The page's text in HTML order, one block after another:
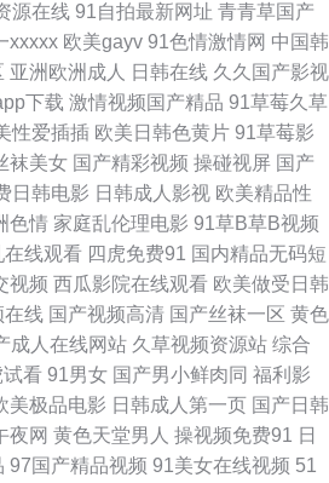
人草 探花精品系列 亚洲色色虎首页 91网黄
妻精品二区在线 自拍超碰人 俺去也网 国产探
露脸黑丝 超碰爱久 国产美女喷水 欧美熟妇性
产九区在线视频 日本中文天堂 伊人网在线视
片 黄网站在线国产 性爱福利视频 99青青 大
址 亚洲无码东方AV avav亚洲 国产精品色情网
袜后入国产91 久久国产精品久久 丝袜美尻人
影院 丰满av 九一传媒在线看 欧洲亚洲日本
源在线 91自拍最新网址 青青草国产
xxxxx 欧美gayv 91色情激情网 中国韩
亚洲欧洲成人 日韩在线 久久国产影视
下载 激情视频国产精品 91草莓久草
性爱插插 欧美日韩色黄片 91草莓影
袜美女 国产精彩视频 操碰视屏 国产
日韩电影 日韩成人影视 欧美精品性
色情 家庭乱伦理电影 91草B草B视频
在线观看 四虎免费91 国内精品无码短
视频 西瓜影院在线观看 欧美做受日韩
在线 国产视频高清 国产丝袜一区 黄色
成人在线网站 久草视频资源站 综合
试看 91男女 国产男小鲜肉同 福利影
美极品电影 日韩成人第一页 国产日韩
夜网 黄色天堂男人 操视频免费91 日
97国产精品视频 91美女在线视频 51